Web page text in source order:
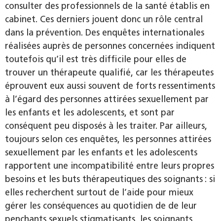
consulter des professionnels de la santé établis en
cabinet. Ces derniers jouent donc un rôle central
dans la prévention. Des enquêtes internationales
réalisées auprès de personnes concernées indiquent
toutefois qu’il est très difficile pour elles de
trouver un thérapeute qualifié, car les thérapeutes
éprouvent eux aussi souvent de forts ressentiments
à l’égard des personnes attirées sexuellement par
les enfants et les adolescents, et sont par
conséquent peu disposés à les traiter. Par ailleurs,
toujours selon ces enquêtes, les personnes attirées
sexuellement par les enfants et les adolescents
rapportent une incompatibilité entre leurs propres
besoins et les buts thérapeutiques des soignants : si
elles recherchent surtout de l’aide pour mieux
gérer les conséquences au quotidien de de leur